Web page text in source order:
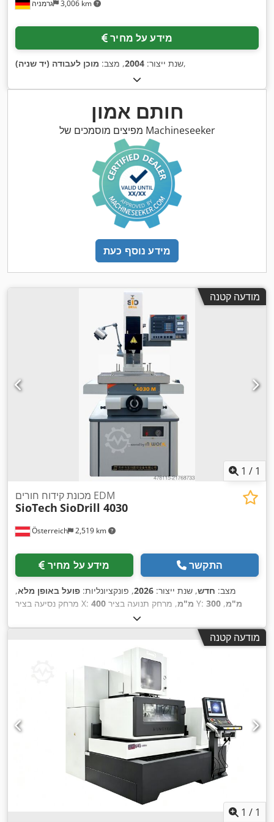
גרמניה 3,006 km
מידע על מחיר
שנת ייצור: 2004, מצב: מוכן לעבודה (יד שניה) ,
חותם אמון
מפיצים מוסמכים של Machineseeker
מידע נוסף כעת
מודעה קטנה
1 / 1
Österreich 2,519 km
מכונת קידוח חורים EDM
SioTech SioDrill 4030
מידע על מחיר התקשר
מצב: חדש, שנת ייצור: 2026, פונקציונליות: פועל באופן מלא,
מרחק נסיעה בציר X:
400 מ"מ , מרחק תנועה בציר Y: 300 מ"מ,
, אורך כולל:
1,025 מ"מ
, רוחב כולל:1,236 מ"מ
, משקל חומר העבודה (מקס'):
300 ק"ג
, רוחב שולחן:מודעה קטנה
1 / 1